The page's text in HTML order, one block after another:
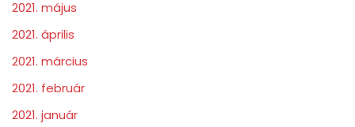
2021. május
2021. április
2021. március
2021. február
2021. január